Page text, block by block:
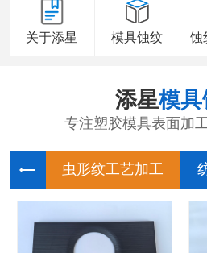
关于添星 模具蚀纹 蚀
添星模
专注塑胶模具表面加
虫形纹工